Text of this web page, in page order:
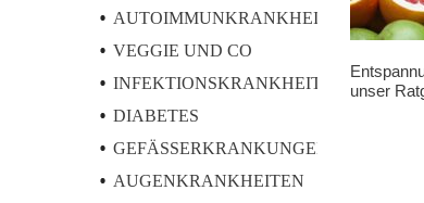
unser
AUTOIMMUNKRANKHEITEN
VEGGIE UND CO
INFEKTIONSKRANKHEITEN
DIABETES
GEFÄSSERKRANKUNGEN
AUGENKRANKHEITEN